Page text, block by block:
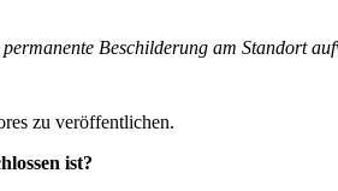
Beschilderung am Standort
zu veröffentlichen.
ist?